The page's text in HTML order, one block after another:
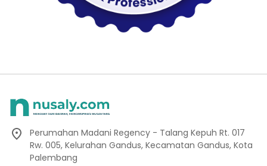
Perumahan Madani Regency - Talang Kepuh Rt. 017
Rw. 005, Kelurahan Gandus, Kecamatan Gandus, Kota
Palembang